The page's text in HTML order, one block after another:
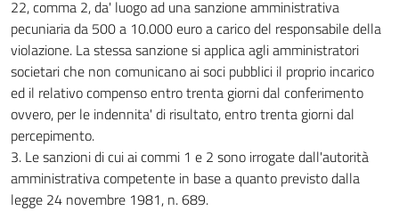
22, comma 2, da' luogo ad una sanzione amministrativa
pecuniaria da 500 a 10.000 euro a carico del responsabile della
violazione. La stessa sanzione si applica agli amministratori
societari che non comunicano ai soci pubblici il proprio incarico
ed il relativo compenso entro trenta giorni dal conferimento
ovvero, per le indennita' di risultato, entro trenta giorni dal
percepimento.
3. Le sanzioni di cui ai commi 1 e 2 sono irrogate dall'autorità
amministrativa competente in base a quanto previsto dalla
legge 24 novembre 1981, n. 689.